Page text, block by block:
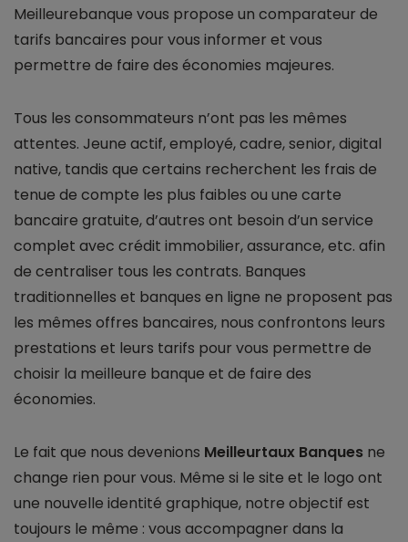
Meilleurebanque vous propose un comparateur de
tarifs bancaires pour vous informer et vous
permettre de faire des économies majeures.
Tous les consommateurs n’ont pas les mêmes
attentes. Jeune actif, employé, cadre, senior, digital
native, tandis que certains recherchent les frais de
tenue de compte les plus faibles ou une carte
bancaire gratuite, d’autres ont besoin d’un service
complet avec crédit immobilier, assurance, etc. afin
de centraliser tous les contrats. Banques
traditionnelles et banques en ligne ne proposent pas
les mêmes offres bancaires, nous confrontons leurs
prestations et leurs tarifs pour vous permettre de
choisir la meilleure banque et de faire des
économies.
Le fait que nous devenions Meilleurtaux Banques ne
change rien pour vous. Même si le site et le logo ont
une nouvelle identité graphique, notre objectif est
toujours le même : vous accompagner dans la